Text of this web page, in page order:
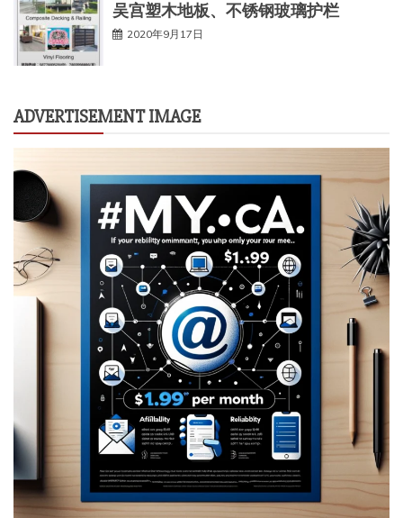
吴宫塑木地板、不锈钢玻璃护栏
2020年9月17日
ADVERTISEMENT IMAGE